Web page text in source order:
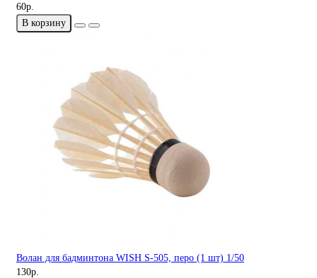
60р.
В корзину
Волан для бадминтона WISH S-505, перо (1 шт) 1/50
130р.